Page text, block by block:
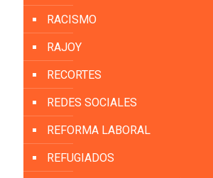
RACISMO
RAJOY
RECORTES
REDES SOCIALES
REFORMA LABORAL
REFUGIADOS